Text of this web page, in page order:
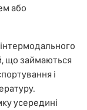
або
що займаються
і
усередині